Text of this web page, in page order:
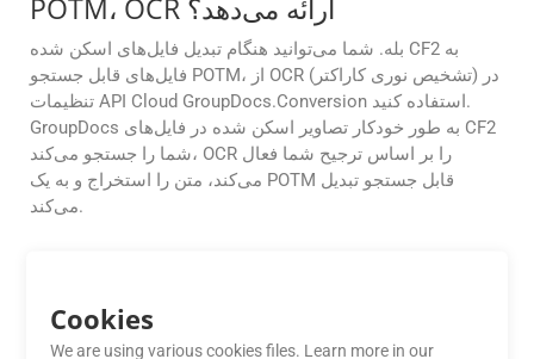
POTM، OCR ارائه می‌دهد؟
بله. شما می‌توانید هنگام تبدیل فایل‌های اسکن شده CF2 به
فایل‌های قابل جستجو POTM، از OCR (تشخیص نوری کاراکتر) در
تنظیمات API Cloud GroupDocs.Conversion استفاده کنید.
GroupDocs به طور خودکار تصاویر اسکن شده در فایل‌های CF2
شما را جستجو می‌کند، OCR را بر اساس ترجیح شما فعال
می‌کند، متن را استخراج و به یک POTM قابل جستجو تبدیل
می‌کند.
Cloud را برای تبدیل خودکار اسناد در
Cookies
We are using various cookies files. Learn more in our